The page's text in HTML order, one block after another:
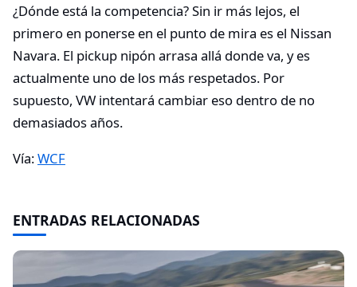
¿Dónde está la competencia? Sin ir más lejos, el
primero en ponerse en el punto de mira es el Nissan
Navara. El pickup nipón arrasa allá donde va, y es
actualmente uno de los más respetados. Por
supuesto, VW intentará cambiar eso dentro de no
demasiados años.
Vía:WCF
ENTRADAS RELACIONADAS